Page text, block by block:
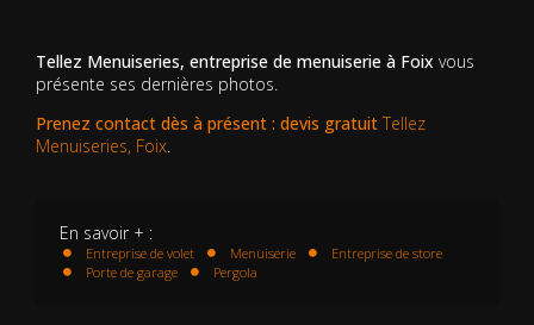
Tellez Menuiseries, entreprise de menuiserie à Foix vous
présente ses dernières photos.
Prenez contact dès à présent : devis gratuit Tellez
Menuiseries, Foix.
En savoir + :
Entreprise de volet Menuiserie
Entreprise de store
Porte de garage
Pergola